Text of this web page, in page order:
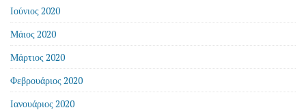
Ιούνιος 2020
Μάιος 2020
Μάρτιος 2020
Φεβρουάριος 2020
Ιανουάριος 2020